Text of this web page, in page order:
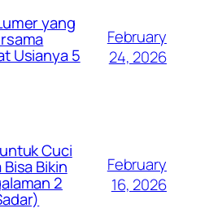
yang
Usianya 5
February
24, 2026
Cuci
Bikin
2
February
16, 2026